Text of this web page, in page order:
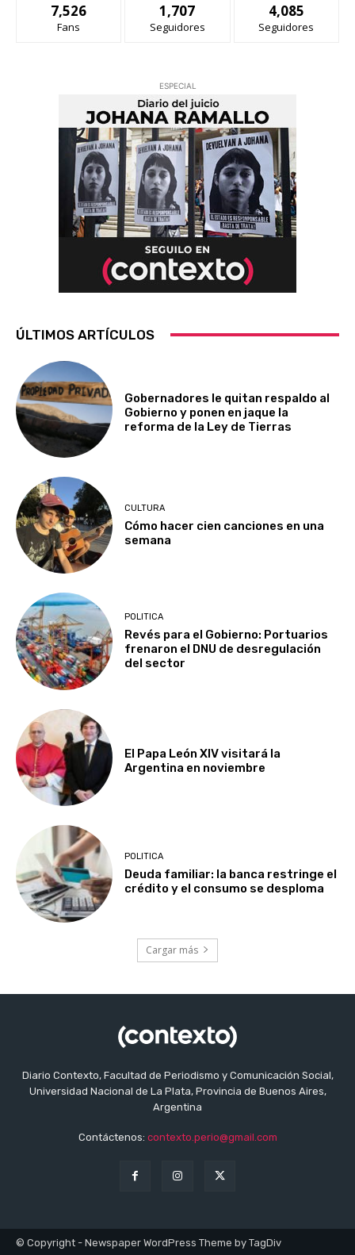
7,526
Fans
1,707
Seguidores
4,085
Seguidores
ESPECIAL
ÚLTIMOS ARTÍCULOS
Gobernadores le quitan respaldo al
Gobierno y ponen en jaque la
reforma de la Ley de Tierras
CULTURA
Cómo hacer cien canciones en una
semana
POLITICA
Revés para el Gobierno: Portuarios
frenaron el DNU de desregulación
del sector
El Papa León XIV visitará la
Argentina en noviembre
POLITICA
Deuda familiar: la banca restringe el
crédito y el consumo se desploma
Cargar más
Diario Contexto, Facultad de Periodismo y Comunicación Social,
Universidad Nacional de La Plata, Provincia de Buenos Aires,
Argentina
Contáctenos: contexto.perio@gmail.com
© Copyright - Newspaper WordPress Theme by TagDiv